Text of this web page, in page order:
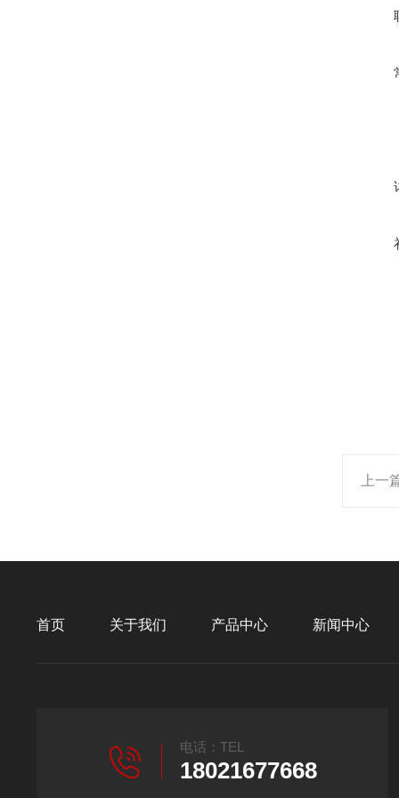
上一
首页 关于我们 产品中心 新闻中心
电话：TEL
18021677668